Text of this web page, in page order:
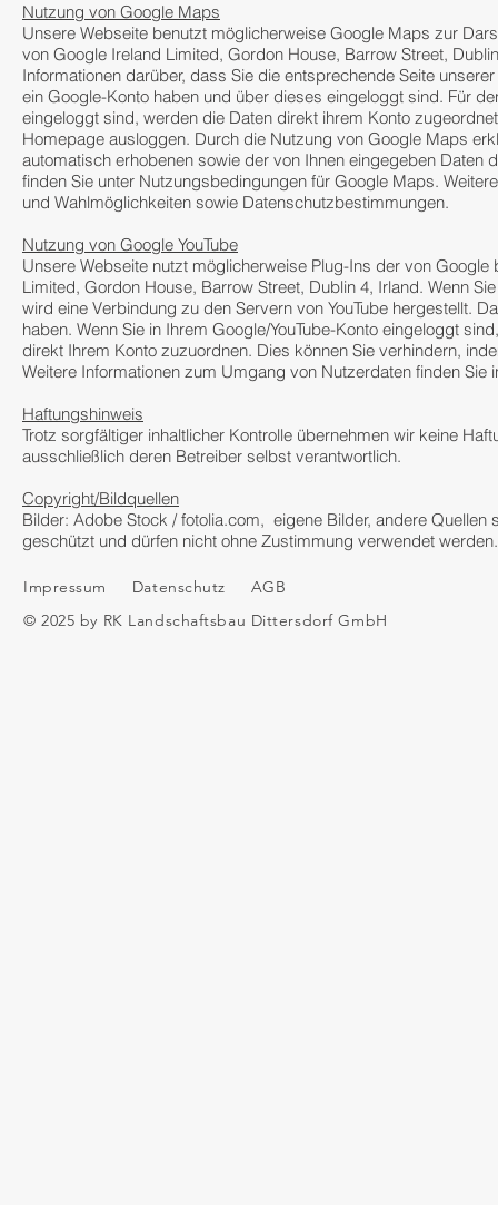
Nutzung von Google Maps
Unsere Webseite benutzt möglicherweise Google Maps zur
von Google Ireland Limited, Gordon House, Barrow Street,
Informationen darüber, dass Sie die entsprechende Seite
ein Google-Konto haben und über dieses eingeloggt sind. Für
eingeloggt sind, werden die Daten direkt ihrem Konto
Homepage ausloggen. Durch die Nutzung von Google Maps
automatisch erhobenen sowie der von Ihnen eingegeben
finden Sie unter Nutzungsbedingungen für Google Maps.
und Wahlmöglichkeiten sowie Datenschutzbestimmungen.
Nutzung von Google YouTube
Unsere Webseite nutzt möglicherweise Plug-Ins der von
Limited, Gordon House, Barrow Street, Dublin 4, Irland. Wenn
wird eine Verbindung zu den Servern von YouTube hergestellt.
haben. Wenn Sie in Ihrem Google/YouTube-Konto eingeloggt
direkt Ihrem Konto zuzuordnen. Dies können Sie verhindern,
Weitere Informationen zum Umgang von Nutzerdaten finden Sie
Haftungshinweis
Trotz sorgfältiger inhaltlicher Kontrolle übernehmen wir keine
ausschließlich deren Betreiber selbst verantwortlich.
Copyright/Bildquellen
Bilder: Adobe Stock / fotolia.com, eigene Bilder, andere
geschützt und dürfen nicht ohne Zustimmung verwendet werden.
Impressum Datenschutz
AGB
© 2025 by RK Landschaftsbau Dittersdorf GmbH